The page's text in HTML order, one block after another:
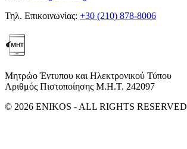
Τηλ. Επικοινωνίας: +30 (210) 878-8006
Μητρώο Έντυπου και Ηλεκτρονικού Τύπου
Αριθμός Πιστοποίησης Μ.Η.Τ. 242097
© 2026 ENIKOS - ALL RIGHTS RESERVED